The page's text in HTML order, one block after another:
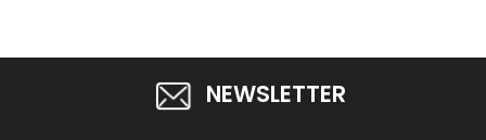
NEWSLETTER